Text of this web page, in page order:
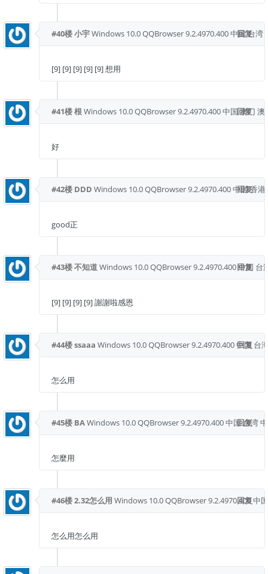
回复
#40楼小宇Windows 10.0QQBrowser 9.2.4970.400中国 台湾
[9] [9] [9] [9] [9] 想用
回复
#41楼根Windows 10.0QQBrowser 9.2.4970.400中国 澳门 澳
好
回复
#42楼 DDD Windows 10.0QQBrowser 9.2.4970.400中国 香港
good正
回复
#43楼不知道Windows 10.0QQBrowser 9.2.4970.400中国 台
[9] [9] [9] [9] 謝謝啦感恩
回复
#44楼ssaaa Windows 10.0QQBrowser 9.2.4970.400中国 台
怎么用
回复
#45楼 BAWindows 10.0QQBrowser 9.2.4970.400中国 台湾
怎麼用
回复
#46楼2.32怎么用 Windows 10.0QQBrowser 9.2.4970.400中
怎么用怎么用